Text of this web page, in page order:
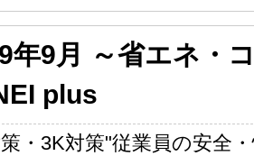
年9月 ～省エネ・
plus
・3K対策"従業員の安全